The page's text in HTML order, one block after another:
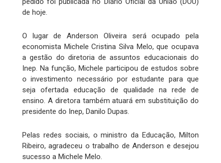
de hoje.
O lugar de Anderson Oliveira será ocupado pela
economista Michele Cristina Silva Melo, que ocupava
a gestão do diretoria de assuntos educacionais do
Inep. Na função, Michele participou de estudos sobre
o investimento necessário por estudante para que
seja ofertada educação de qualidade na rede de
ensino. A diretora também atuará em substituição do
presidente do Inep, Danilo Dupas.
Pelas redes sociais, o ministro da Educação, Milton
Ribeiro, agradeceu o trabalho de Anderson e desejou
sucesso a Michele Melo.